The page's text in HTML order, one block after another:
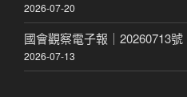
2026-07-20
國會觀察電子報｜20260713號
2026-07-13